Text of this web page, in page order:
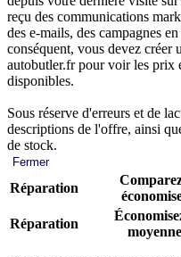
reçu des communications
des e-mails, des campagnes
conséquent, vous devez créer
autobutler.fr pour voir les prix
disponibles.
Sous réserve d'erreurs et de
descriptions de l'offre, ainsi
de stock.
Fermer
Réparation
Réparation